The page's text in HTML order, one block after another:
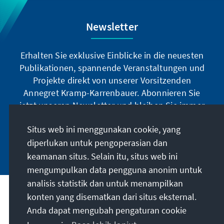
Newsletter
Erhalten Sie exklusive Einblicke in die neuesten
Publikationen, spannende Veranstaltungen und
Projekte direkt von unserer Vorsitzenden
Annegret Kramp-Karrenbauer. Abonnieren Sie
jetzt unseren Newsletter und bleiben Sie immer
Jetzt abonnieren
Misi kami
Situs web ini menggunakan cookie, yang
diperlukan untuk pengoperasian dan
keamanan situs. Selain itu, situs web ini
mengumpulkan data pengguna anonim untuk
analisis statistik dan untuk menampilkan
konten yang disematkan dari situs eksternal.
Anda dapat mengubah pengaturan cookie